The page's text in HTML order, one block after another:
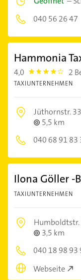
040 56 26 47
Hammonia
4,0 4.0 2
TAXIUNTERNEHMEN
Jüthornstr.
5,5 km
040 68 91 83
Ilona Göller -
TAXIUNTERNEHMEN
Humboldtstr.
3,5 km
040 18 98 93
Webseite